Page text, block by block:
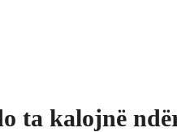
ta kalojnë